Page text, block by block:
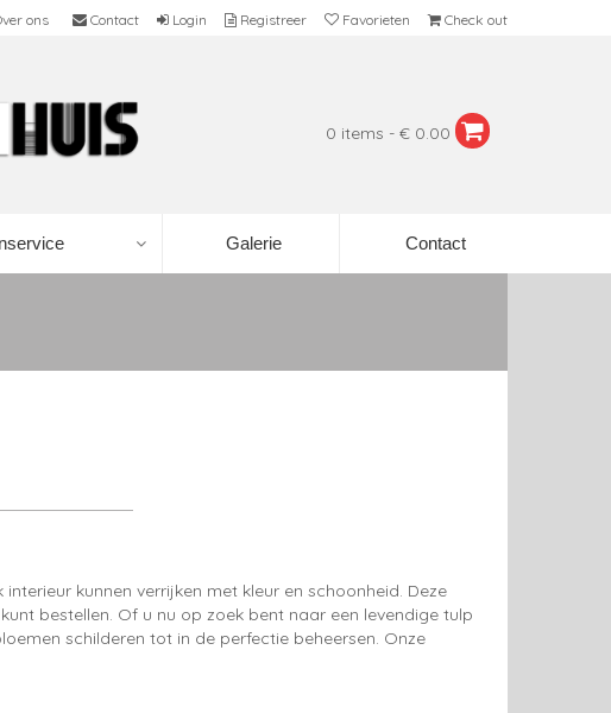
ons Contact Login Registreer Favorieten Check out
0 items - € 0.00
Galerie Contact
interieur kunnen verrijken met kleur en schoonheid. Deze
bestellen. Of u nu op zoek bent naar een levendige tulp
schilderen tot in de perfectie beheersen. Onze